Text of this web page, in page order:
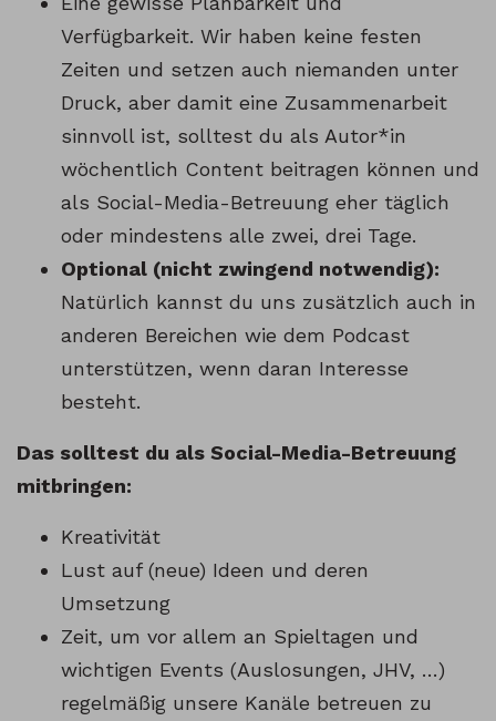
Verfügbarkeit. Wir haben keine festen
Zeiten und setzen auch niemanden unter
Druck, aber damit eine Zusammenarbeit
sinnvoll ist, solltest du als Autor*in
wöchentlich Content beitragen können und
als Social-Media-Betreuung eher täglich
oder mindestens alle zwei, drei Tage.
Optional (nicht zwingend notwendig):
Natürlich kannst du uns zusätzlich auch in
anderen Bereichen wie dem Podcast
unterstützen, wenn daran Interesse
besteht.
Das solltest du als Social-Media-Betreuung
mitbringen:
Kreativität
Lust auf (neue) Ideen und deren
Umsetzung
Zeit, um vor allem an Spieltagen und
wichtigen Events (Auslosungen, JHV, …)
regelmäßig unsere Kanäle betreuen zu